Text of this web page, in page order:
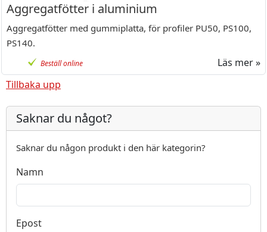
Aggregatfötter i aluminium
Aggregatfötter med gummiplatta, för profiler PU50, PS100,
PS140.
Beställ online
Läs mer »
Tillbaka upp
Saknar du något?
Saknar du någon produkt i den här kategorin?
Namn
Epost